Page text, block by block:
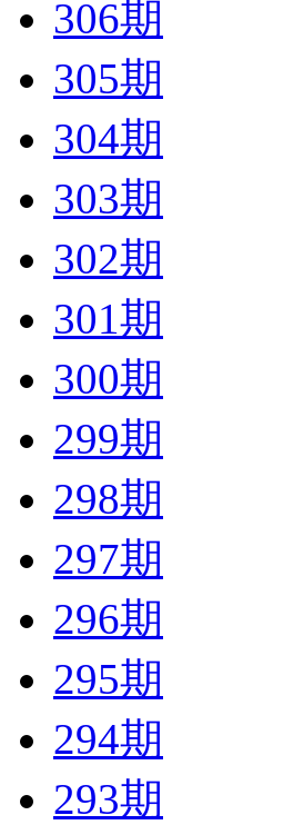
306期
305期
304期
303期
302期
301期
300期
299期
298期
297期
296期
295期
294期
293期